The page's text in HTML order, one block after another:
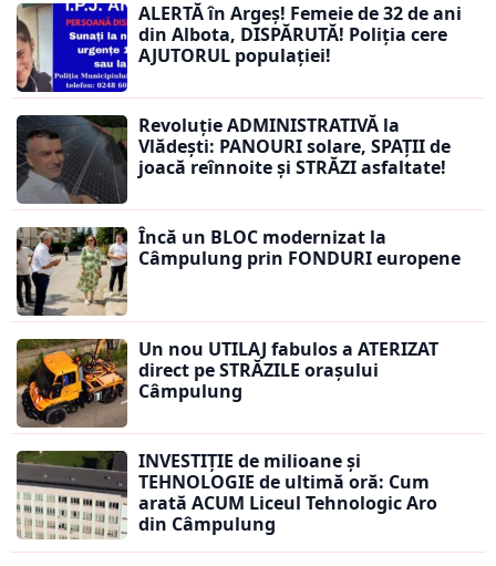
ALERTĂ în Argeș! Femeie de 32 de ani
din Albota, DISPĂRUTĂ! Poliția cere
AJUTORUL populației!
Revoluție ADMINISTRATIVĂ la
Vlădești: PANOURI solare, SPAȚII de
joacă reînnoite și STRĂZI asfaltate!
Încă un BLOC modernizat la
Câmpulung prin FONDURI europene
Un nou UTILAJ fabulos a ATERIZAT
direct pe STRĂZILE orașului
Câmpulung
INVESTIȚIE de milioane și
TEHNOLOGIE de ultimă oră: Cum
arată ACUM Liceul Tehnologic Aro
din Câmpulung